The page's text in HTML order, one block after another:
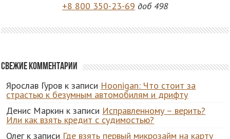
+8 800 350-23-69 доб 498
Свежие комментарии
Ярослав Гуров к записи Hoonigan: Что стоит за
страстью к безумным автомобилям и дрифту
Денис Маркин к записи Исправленному – верить?
Или как взять кредит с судимостью?
Олегк записи Где взять первый микрозайм на карту